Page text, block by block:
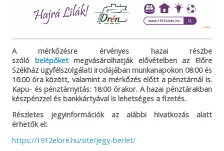
A mérkőzésre érvényes hazai részbe
szóló belépőketmegvásárolhatják elővételben az Előre
Székház ügyfélszolgálati irodájában munkanapokon 08:00 és
16:00 óra között, valamint a mérkőzés előtt a pénztárnál is.
Kapu- és pénztárnyitás: 18:00 órakor. A hazai pénztárakban
készpénzzel és bankkártyával is lehetséges a fizetés.
Részletes jegyinformációk az alábbi hivatkozás alatt
érhetők el:
https://1912elore.hu/site/jegy-berlet/